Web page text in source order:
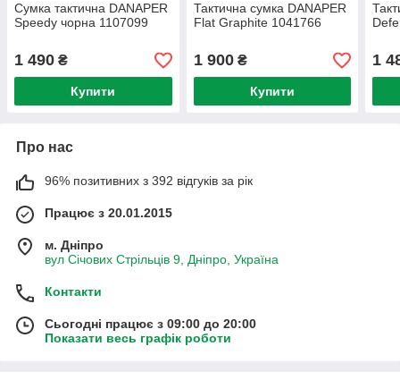
Сумка тактична DANAPER
Speedy чорна 1107099
1 490 ₴
Купити
Тактична сумка DANAPER
Flat Graphite 1041766
1 900₴
Купити
1
Про нас
96% позитивних з 392 відгуків за рік
Працює з 20.01.2015
м. Дніпро
вул Січових Стрільців 9, Дніпро, Україна
Контакти
Сьогодні працює з 09:00 до 20:00
Показати весь графік роботи